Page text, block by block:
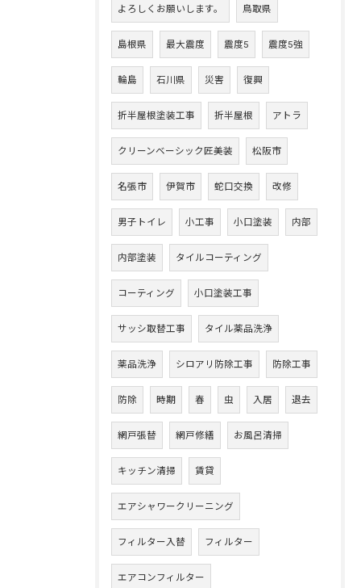
よろしくお願いします。 鳥取県
島根県 最大震度 震度5 震度5強
輪島 石川県 災害 復興
折半屋根塗装工事 折半屋根 アトラ
クリーンベーシック匠美装 松阪市
名張市 伊賀市 蛇口交換 改修
男子トイレ 小工事 小口塗装 内部
内部塗装 タイルコーティング
コーティング 小口塗装工事
サッシ取替工事 タイル薬品洗浄
薬品洗浄 シロアリ防除工事 防除工事
防除 時期 春 虫 入居 退去
網戸張替 網戸修繕 お風呂清掃
キッチン清掃 賃貸
エアシャワークリーニング
フィルター入替 フィルター
エアコンフィルター